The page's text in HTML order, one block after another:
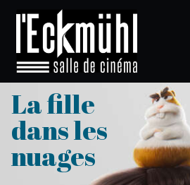
La fille
dans les
nuages